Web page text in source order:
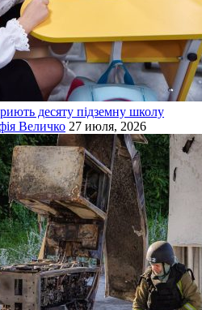
десяту підземну школу
Величко 27 июля, 2026